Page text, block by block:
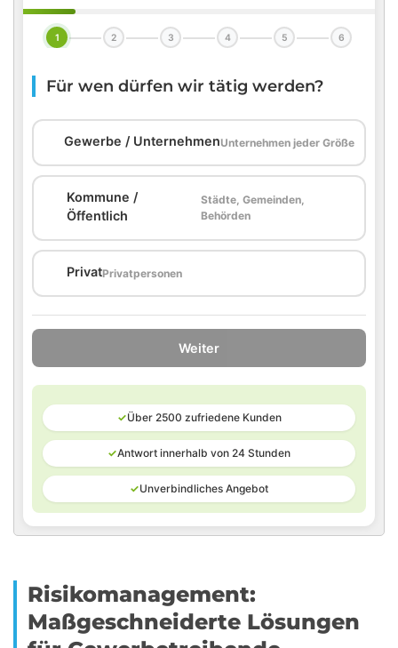
1 2 3 4 5 6
Für wen dürfen wir tätig werden?
Gewerbe / UnternehmenUnternehmen jeder Größe
Kommune /
Öffentlich
Städte, Gemeinden,
Behörden
PrivatPrivatpersonen
Weiter
✓Über 2500 zufriedene Kunden
✓Antwort innerhalb von 24 Stunden
✓Unverbindliches Angebot
Risikomanagement:
Maßgeschneiderte Lösungen